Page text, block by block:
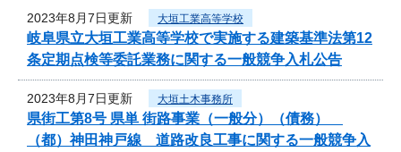
2023年8月7日更新 大垣工業高等学校
岐阜県立大垣工業高等学校で実施する建築基準法第12
条定期点検等委託業務に関する一般競争入札公告
2023年8月7日更新 大垣土木事務所
県街工第8号 県単 街路事業（一般分）（債務）
（都）神田神戸線 道路改良工事に関する一般競争入